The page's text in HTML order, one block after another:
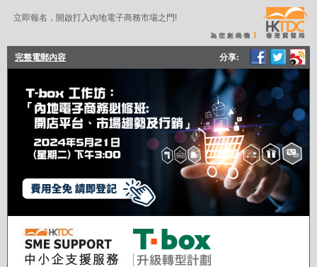
立即報名，開啟打入內地電子商務市場之門!
完整電郵內容 分享: